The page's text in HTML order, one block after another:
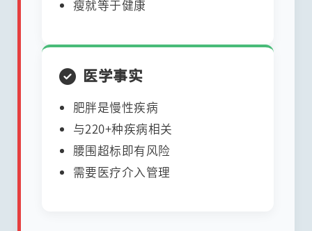
瘦就等于健康
医学事实
肥胖是慢性疾病
与220+种疾病相关
腰围超标即有风险
需要医疗介入管理